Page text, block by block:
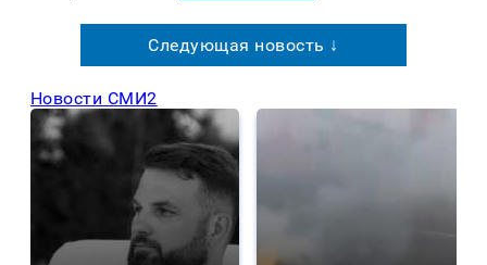
Следующая новость ↓
Новости СМИ2